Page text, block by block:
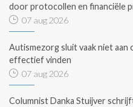
door protocollen en financiële
07 aug 2026
Autismezorg sluit vaak niet aan
effectief vinden
07 aug 2026
Columnist Danka Stuijver